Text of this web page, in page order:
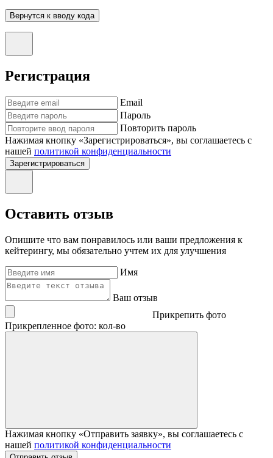
Вернутся к вводу кода
Регистрация
Email
Пароль
Повторить пароль
Нажимая кнопку «Зарегистрироваться», вы соглашаетесь с
нашей политикой конфиденциальности
Зарегистрироваться
Оставить отзыв
Опишите что вам понравилось или ваши предложения к
кейтерингу, мы обязательно учтем их для улучшения
Имя
Ваш отзыв
Прикрепить фото
Прикрепленное фото: кол-во
Нажимая кнопку «Отправить заявку», вы соглашаетесь с
нашей политикой конфиденциальности